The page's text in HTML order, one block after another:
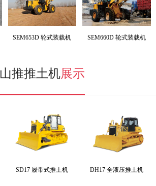
SEM653D 轮式装载机 SEM660D 轮式装载机
山推推土机展示
SD17 履带式推土机 DH17 全液压推土机